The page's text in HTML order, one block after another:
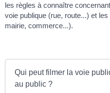
les règles à connaître
voie publique (rue, route...) et
mairie, commerce...).
Qui peut filmer la voie
au public ?